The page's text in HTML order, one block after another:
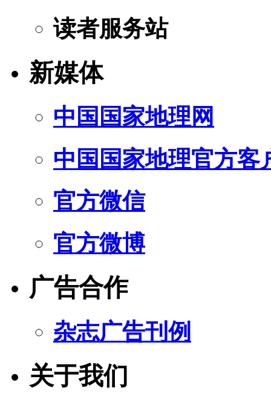
读者服务站
新媒体
中国国家地理网
中国国家地理官方客
官方微信
官方微博
广告合作
杂志广告刊例
关于我们